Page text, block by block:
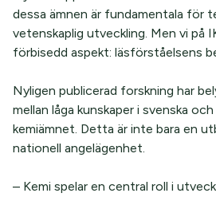
dessa ämnen är fundamentala för
vetenskaplig utveckling. Men vi på
förbisedd aspekt: läsförståelsens
Nyligen publicerad forskning har
mellan låga kunskaper i svenska
kemiämnet. Detta är inte bara en
nationell angelägenhet.
– Kemi spelar en central roll i